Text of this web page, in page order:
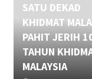
SATU DEKAD
KHIDMAT
PAHIT JERIH
TAHUN
MALAYSIA
Banjir
300